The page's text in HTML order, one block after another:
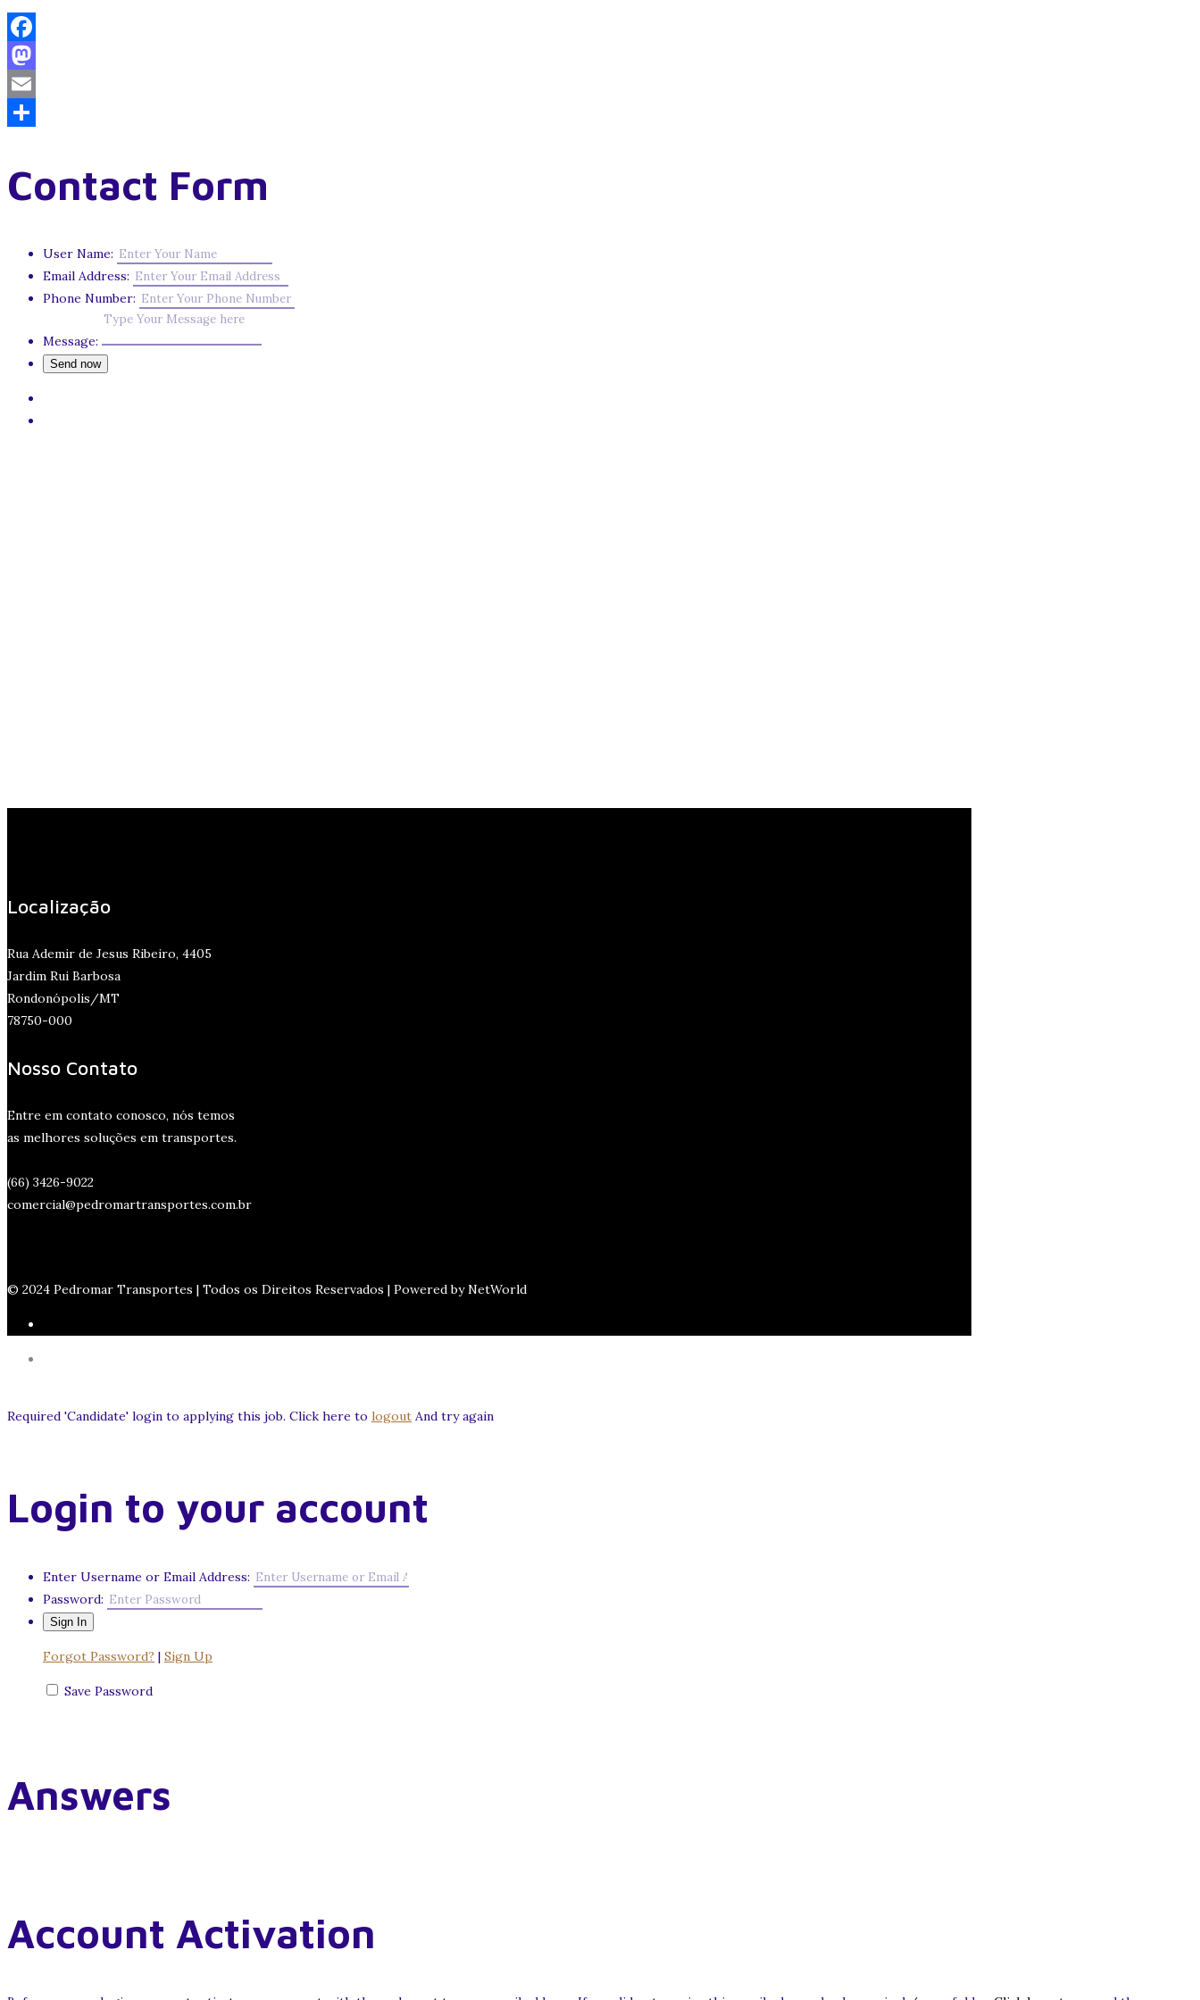
Facebook
Mastodon
Email
Contact Form
User Name:
Email Address:
Phone Number:
Message:
Localização
Rua Ademir de Jesus Ribeiro, 4405
Jardim Rui Barbosa
Rondonópolis/MT
78750-000
Nosso Contato
Entre em contato conosco, nós temos
as melhores soluções em transportes.
(66) 3426-9022
comercial@pedromartransportes.com.br
© 2024 Pedromar Transportes | Todos os Direitos Reservados | Powered by NetWorld
Required 'Candidate' login to applying this job. Click here to logout And try again
Login to your account
Enter Username or Email Address:
Password:
Forgot Password? | Sign Up
Save Password
Answers
Account Activation